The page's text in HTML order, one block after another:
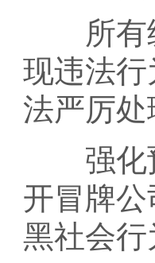
所有级
现违法
法严厉
强化预
开冒牌
黑社会